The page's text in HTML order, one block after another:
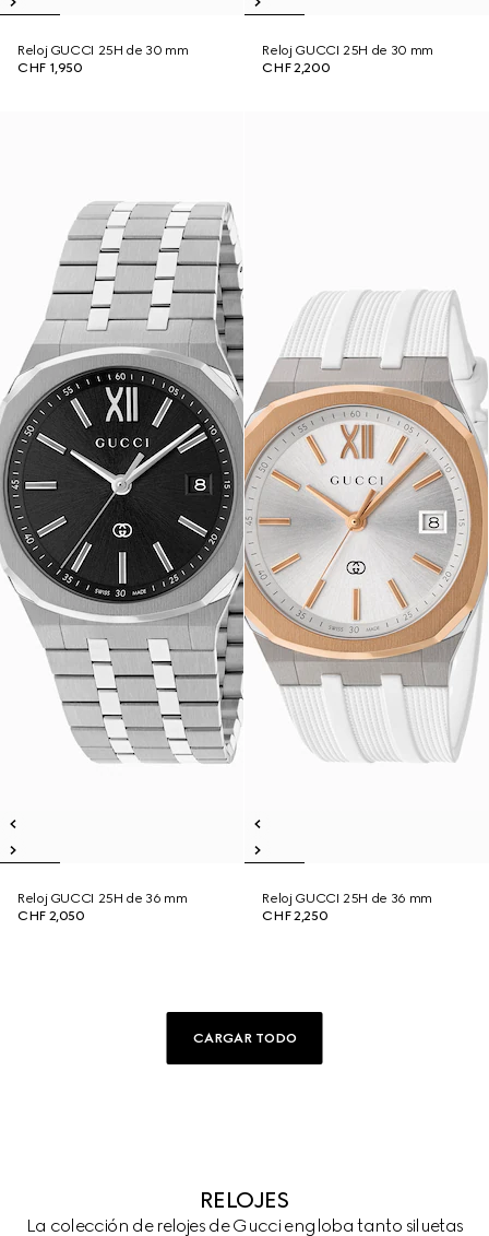
Reloj GUCCI 25H de 30 mm
CHF 1,950
Reloj GUCCI 25H de 30 mm
CHF 2,200
Reloj GUCCI 25H de 36 mm
CHF 2,050
Reloj GUCCI 25H de 36 mm
CHF 2,250
CARGAR TODO
RELOJES
La colección de relojes de Gucci engloba tanto siluetas